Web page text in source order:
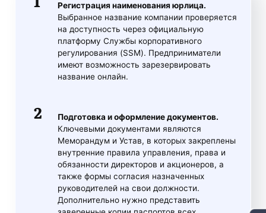
Регистрация наименования юрлица.
Выбранное название компании проверяется
на доступность через официальную
платформу Службы корпоративного
регулирования (SSM). Предприниматели
имеют возможность зарезервировать
название онлайн.
Подготовка и оформление документов.
Ключевыми документами являются
Меморандум и Устав, в которых закреплены
внутренние правила управления, права и
обязанности директоров и акционеров, а
также формы согласия назначенных
руководителей на свои должности.
Дополнительно нужно представить